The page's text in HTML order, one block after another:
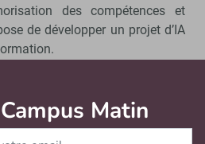
des compétences et
de développer un projet d’IA
Haussmann, 75008 Paris
Matin